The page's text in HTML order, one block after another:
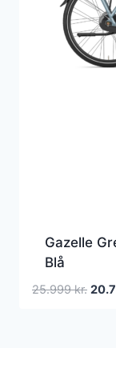
Gazelle
Blå
25.999kr. Den